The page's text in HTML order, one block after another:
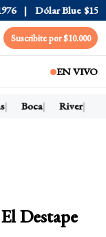
Dólar Blue $1525
Suscribite por $10.000
EN VIVO
Boca River
Destape